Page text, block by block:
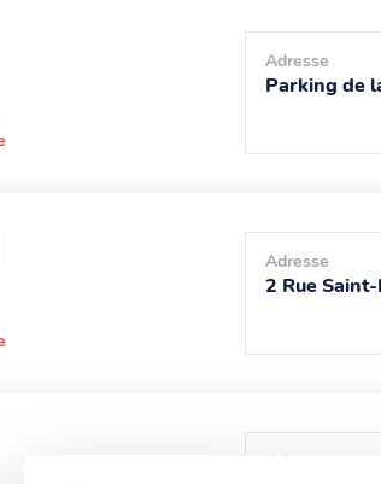
Adresse
Parking de
Adresse
2 Rue
Adresse